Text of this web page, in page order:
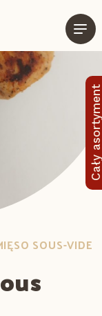
Cały asortyment
SOUS-VIDE